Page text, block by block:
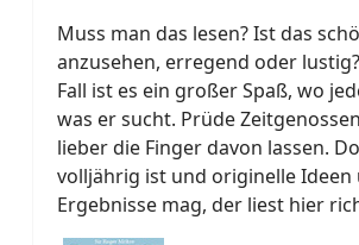
Muss man das lesen? Ist das
anzusehen, erregend oder
Fall ist es ein großer Spaß, wo
was er sucht. Prüde
lieber die Finger davon lassen.
volljährig ist und originelle Ideen
Ergebnisse mag, der liest hier